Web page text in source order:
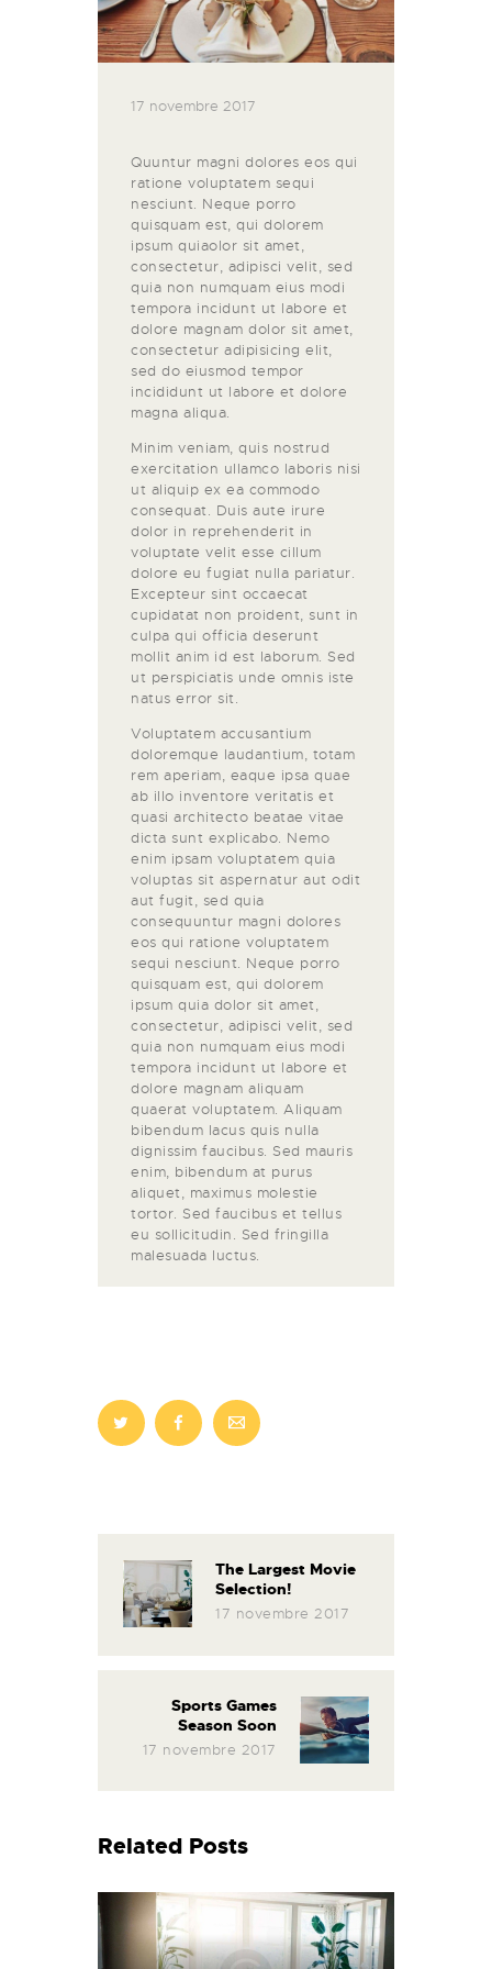
17 novembre 2017
Quuntur magni dolores eos qui
ratione voluptatem sequi
nesciunt. Neque porro
quisquam est, qui dolorem
ipsum quiaolor sit amet,
consectetur, adipisci velit, sed
quia non numquam eius modi
tempora incidunt ut labore et
dolore magnam dolor sit amet,
consectetur adipisicing elit,
sed do eiusmod tempor
incididunt ut labore et dolore
magna aliqua.
Minim veniam, quis nostrud
exercitation ullamco laboris nisi
ut aliquip ex ea commodo
consequat. Duis aute irure
dolor in reprehenderit in
voluptate velit esse cillum
dolore eu fugiat nulla pariatur.
Excepteur sint occaecat
cupidatat non proident, sunt in
culpa qui officia deserunt
mollit anim id est laborum. Sed
ut perspiciatis unde omnis iste
natus error sit.
Voluptatem accusantium
doloremque laudantium, totam
rem aperiam, eaque ipsa quae
ab illo inventore veritatis et
quasi architecto beatae vitae
dicta sunt explicabo. Nemo
enim ipsam voluptatem quia
voluptas sit aspernatur aut odit
aut fugit, sed quia
consequuntur magni dolores
eos qui ratione voluptatem
sequi nesciunt. Neque porro
quisquam est, qui dolorem
ipsum quia dolor sit amet,
consectetur, adipisci velit, sed
quia non numquam eius modi
tempora incidunt ut labore et
dolore magnam aliquam
quaerat voluptatem. Aliquam
bibendum lacus quis nulla
dignissim faucibus. Sed mauris
enim, bibendum at purus
aliquet, maximus molestie
tortor. Sed faucibus et tellus
eu sollicitudin. Sed fringilla
malesuada luctus.
The Largest Movie
Selection!
17 novembre 2017
Sports Games
Season Soon
17 novembre 2017
Related Posts